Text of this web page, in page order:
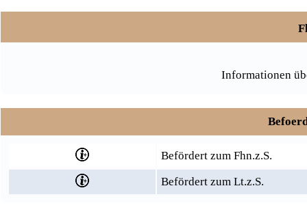
Informationen
Befördert zum Fhn.z.S.
Befördert zum Lt.z.S.